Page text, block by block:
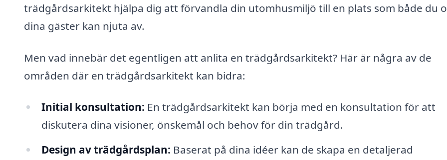
trädgårdsarkitekt hjälpa dig att förvandla din utomhusmiljö till en plats som både du
dina gäster kan njuta av.
Men vad innebär det egentligen att anlita en trädgårdsarkitekt? Här är några av de
områden där en trädgårdsarkitekt kan bidra:
Initial konsultation: En trädgårdsarkitekt kan börja med en konsultation för att
diskutera dina visioner, önskemål och behov för din trädgård.
Design av trädgårdsplan: Baserat på dina idéer kan de skapa en detaljerad